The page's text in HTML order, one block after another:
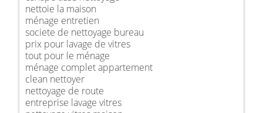
nettoie la maison
ménage entretien
societe de nettoyage bureau
prix pour lavage de vitres
tout pour le ménage
ménage complet appartement
clean nettoyer
nettoyage de route
entreprise lavage vitres